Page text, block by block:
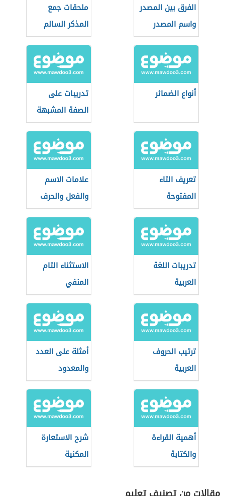
الفرق بين المصدر
واسم المصدر
ملحقات جمع
المذكر السالم
أنواع الضمائر
تدريبات على
الصفة المشبهة
تعريف التاء
المفتوحة
علامات الاسم
والفعل والحرف
تدريبات اللغة
العربية
الاستثناء التام
المنفي
ترتيب الحروف
العربية
أمثلة على العدد
والمعدود
أهمية القراءة
والكتابة
شرح الاستعارة
المكنية